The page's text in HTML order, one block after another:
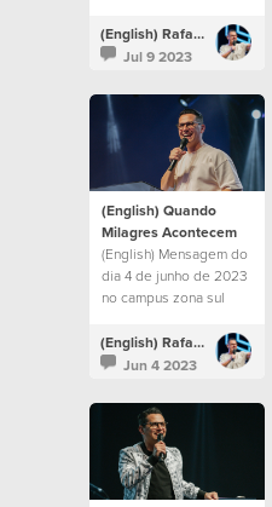
(English) Rafael Bitencourt
Jul 9 2023
(English) Quando
Milagres Acontecem
(English) Mensagem do
dia 4 de junho de 2023
no campus zona sul
(English) Rafael Bitencourt
Jun 4 2023